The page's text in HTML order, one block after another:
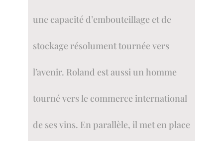
une capacité d’embouteillage et de
stockage résolument tournée vers
l’avenir. Roland est aussi un homme
tourné vers le commerce international
de ses vins. En parallèle, il met en place